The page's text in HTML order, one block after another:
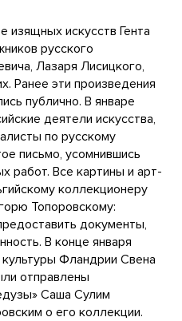
изящных искусств Гента
русского
Лазаря Лисицкого,
Ранее эти произведения
публично. В январе
деятели искусства,
по русскому
письмо, усомнившись
работ. Все картины и арт-
коллекционеру
Топоровскому:
документы,
В конце января
Фландрии Свена
отправлены
Саша Сулим
о его коллекции.